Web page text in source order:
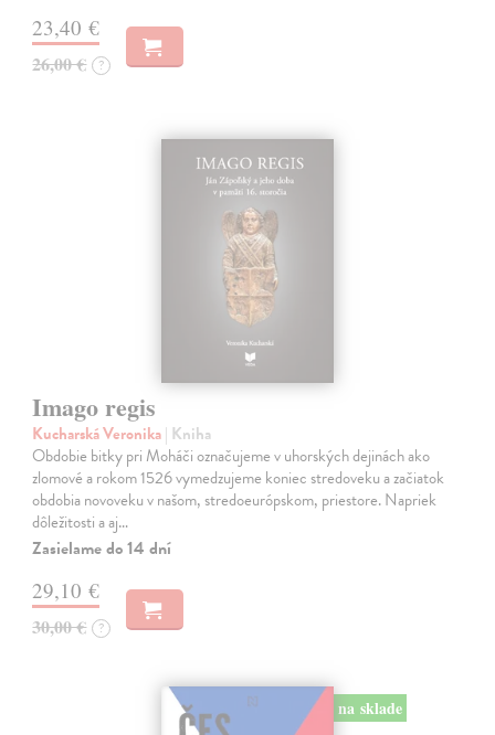
23,40 €
26,00 € ?
Imago regis
Kucharská Veronika| Kniha
Obdobie bitky pri Moháči označujeme v uhorských dejinách ako
zlomové a rokom 1526 vymedzujeme koniec stredoveku a začiatok
obdobia novoveku v našom, stredoeurópskom, priestore. Napriek
dôležitosti a aj…
Zasielame do 14 dní
29,10 €
30,00 € ?
na sklade